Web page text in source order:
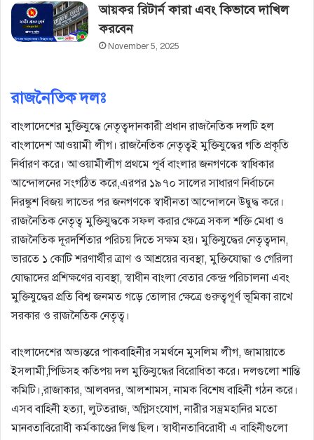
আয়কর রিটার্ন কারা এবং কিভাবে দাখিল
করবেন
November 5, 2025
রাজনৈতিক দলঃ
বাংলাদেশের মুক্তিযুদ্ধে নেতৃত্বদানকারী প্রধান রাজনৈতিক দলটি হল
বাংলাদেশ আওয়ামী লীগ। রাজনৈতিক নেতৃত্বই মুক্তিযুদ্ধের গতি প্রকৃতি
নির্ধারণ করে। আওয়ামীলীগ প্রথমে পূর্ব বাংলার জনগণকে স্বাধিকার
আন্দোলনের সংগঠিত করে,এরপর ১৯৭০ সালের সাধারণ নির্বাচনে
নিরঙ্কুশ বিজয় লাভের পর জনগণকে স্বাধীনতা আন্দোলনে উদ্বুদ্ধ করে।
রাজনৈতিক নেতৃত্ব মুক্তিযুদ্ধকে সফল করার ক্ষেত্রে সকল শক্তি মেধা ও
রাজনৈতিক দূরদর্শিতার পরিচয় দিতে সক্ষম হয়। মুক্তিযুদ্ধের নেতৃত্বদান,
ভারতে ১ কোটি শরণার্থীর ত্রাণ ও আশ্রয়ের ব্যবস্থা, মুক্তিযোদ্ধা ও গেরিলা
যোদ্ধাদের প্রশিক্ষণের ব্যবস্থা, স্বাধীন বাংলা বেতার কেন্দ্র পরিচালনা এবং
মুক্তিযুদ্ধের প্রতি বিশ্ব জনমত গড়ে তোলার ক্ষেত্রে গুরুত্বপূর্ণ ভূমিকা রাখে
সরকার ও রাজনৈতিক নেতৃত্ব।
বাংলাদেশের অভ্যন্তরে পাকবাহিনীর সমর্থনে মুসলিম লীগ, জামায়াতে
ইসলামী,পিডিসহ কতিপয় দল মুক্তিযুদ্ধের বিরোধিতা করে। দলগুলো শান্তি
কমিটি।,রাজাকার, আলবদর, আলশামস, নামক বিশেষ বাহিনী গঠন করে।
এসব বাহিনী হত্যা, লুটতরাজ, অগ্নিসংযোগ, নারীর সম্ভ্রমহানির মতো
মানবতাবিরোধী কর্মকাণ্ডের লিপ্ত ছিল। স্বাধীনতাবিরোধী এ বাহিনীগুলো